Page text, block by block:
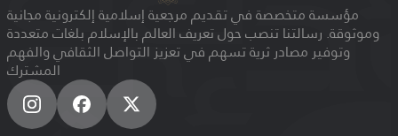
مؤسسة متخصصة في تقديم مرجعية إسلامية إلكترونية مجانية
وموثوقة. رسالتنا تنصب حول تعريف العالم بالإسلام بلغات متعددة
وتوفير مصادر ثرية تسهم في تعزيز التواصل الثقافي والفهم
المشترك